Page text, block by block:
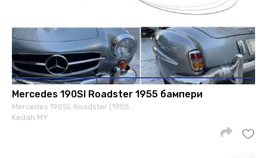
Mercedes 190Sl Roadster 1955 бампери
Mercedes 190SL Roadster (1955…
Kedah MY